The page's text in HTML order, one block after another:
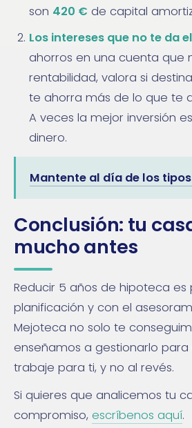
son 420 € de capital
Los intereses que no te da
ahorros en una cuenta que
rentabilidad, valora si
te ahorra más de lo que te
A veces la mejor inversión
dinero.
Mantente al día de los
Conclusión: tu
mucho antes
Reducir 5 años de hipoteca es
planificación y con el
Mejoteca no solo te
enseñamos a gestionarlo
trabaje para ti, y no al revés.
Si quieres que analicemos tu
compromiso, escríbenos aquí.